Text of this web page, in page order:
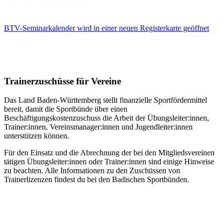
BTV-Seminarkalender wird in einer neuen Registerkarte geöffnet
Trainerzuschüsse für Vereine
Das Land Baden-Württemberg stellt finanzielle Sportfördermittel
bereit, damit die Sportbünde über einen
Beschäftigungskostenzuschuss die Arbeit der Übungsleiter:innen,
Trainer:innen, Vereinsmanager:innen und Jugendleiter:innen
unterstützen können.
Für den Einsatz und die Abrechnung der bei den Mitgliedsvereinen
tätigen Übungsleiter:innen oder Trainer:innen sind einige Hinweise
zu beachten. Alle Informationen zu den Zuschüssen von
Trainerlizenzen findest du bei den Badischen Sportbünden.